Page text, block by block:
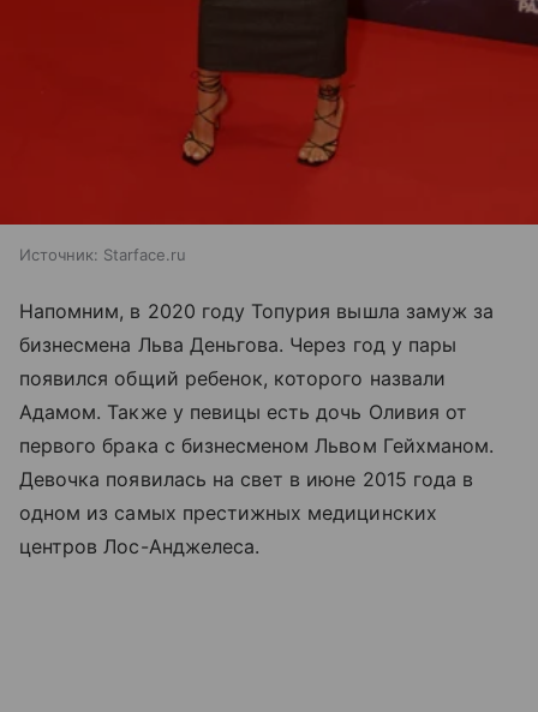
Источник: Starface.ru
Напомним, в 2020 году Топурия вышла замуж за
бизнесмена Льва Деньгова. Через год у пары
появился общий ребенок, которого назвали
Адамом. Также у певицы есть дочь Оливия от
первого брака с бизнесменом Львом Гейхманом.
Девочка появилась на свет в июне 2015 года в
одном из самых престижных медицинских
центров Лос-Анджелеса.